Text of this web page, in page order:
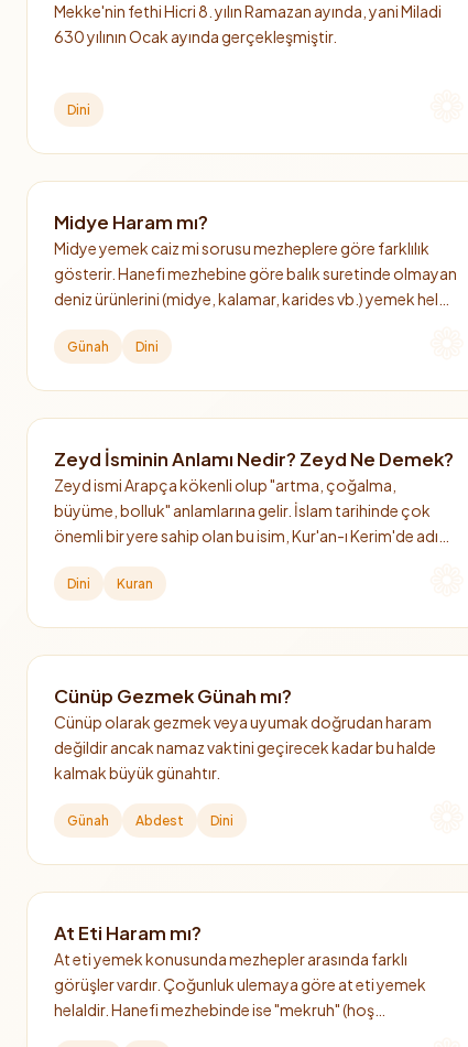
Mekke'nin fethi Hicri 8. yılın Ramazan ayında, yani Miladi
630 yılının Ocak ayında gerçekleşmiştir.
Dini
Midye Haram mı?
Midye yemek caiz mi sorusu mezheplere göre farklılık
gösterir. Hanefi mezhebine göre balık suretinde olmayan
deniz ürünlerini (midye, kalamar, karides vb.) yemek helal
Günah Dini
Zeyd İsminin Anlamı Nedir? Zeyd Ne Demek?
Zeyd ismi Arapça kökenli olup "artma, çoğalma,
büyüme, bolluk" anlamlarına gelir. İslam tarihinde çok
önemli bir yere sahip olan bu isim, Kur'an-ı Kerim'de adı
Dini Kuran
Cünüp Gezmek Günah mı?
Cünüp olarak gezmek veya uyumak doğrudan haram
değildir ancak namaz vaktini geçirecek kadar bu halde
kalmak büyük günahtır.
Günah Abdest Dini
At Eti Haram mı?
At eti yemek konusunda mezhepler arasında farklı
görüşler vardır. Çoğunluk ulemaya göre at eti yemek
helaldir. Hanefi mezhebinde ise "mekruh" (hoş